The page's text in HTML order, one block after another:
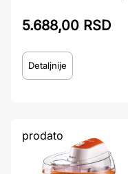
5.688,00 RSD
Detaljnije
prodato